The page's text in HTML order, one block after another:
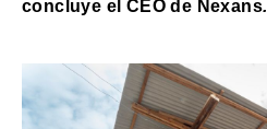
concluye el CEO de Nexans.